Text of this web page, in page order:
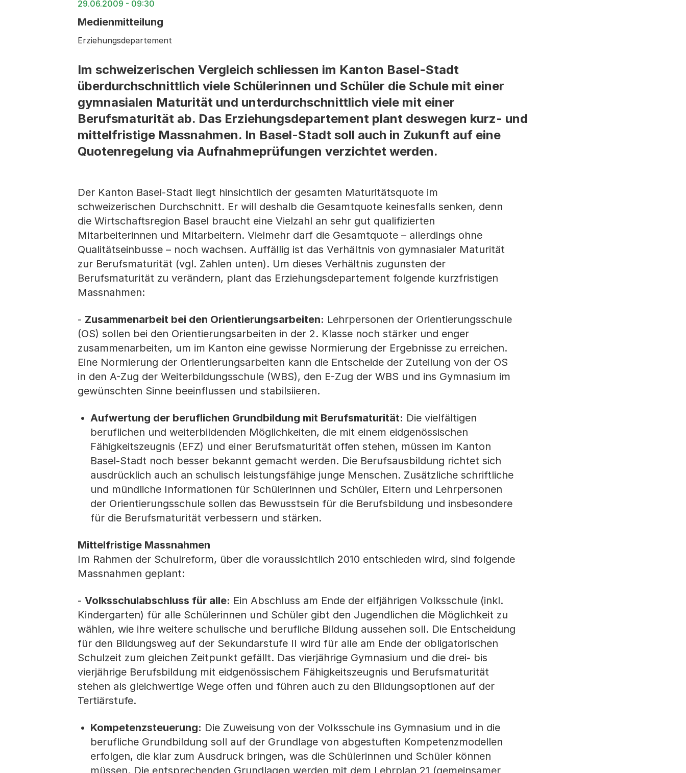
29.06.2009 - 09:30
Medienmitteilung
Erziehungsdepartement
Im schweizerischen Vergleich schliessen im Kanton Basel-Stadt
überdurchschnittlich viele Schülerinnen und Schüler die Schule mit einer
gymnasialen Maturität und unterdurchschnittlich viele mit einer
Berufsmaturität ab. Das Erziehungsdepartement plant deswegen kurz- und
mittelfristige Massnahmen. In Basel-Stadt soll auch in Zukunft auf eine
Quotenregelung via Aufnahmeprüfungen verzichtet werden.
Der Kanton Basel-Stadt liegt hinsichtlich der gesamten Maturitätsquote im
schweizerischen Durchschnitt. Er will deshalb die Gesamtquote keinesfalls senken, denn
die Wirtschaftsregion Basel braucht eine Vielzahl an sehr gut qualifizierten
Mitarbeiterinnen und Mitarbeitern. Vielmehr darf die Gesamtquote – allerdings ohne
Qualitätseinbusse – noch wachsen. Auffällig ist das Verhältnis von gymnasialer Maturität
zur Berufsmaturität (vgl. Zahlen unten). Um dieses Verhältnis zugunsten der
Berufsmaturität zu verändern, plant das Erziehungsdepartement folgende kurzfristigen
Massnahmen:
- Zusammenarbeit bei den Orientierungsarbeiten: Lehrpersonen der Orientierungsschule
(OS) sollen bei den Orientierungsarbeiten in der 2. Klasse noch stärker und enger
zusammenarbeiten, um im Kanton eine gewisse Normierung der Ergebnisse zu erreichen.
Eine Normierung der Orientierungsarbeiten kann die Entscheide der Zuteilung von der OS
in den A-Zug der Weiterbildungsschule (WBS), den E-Zug der WBS und ins Gymnasium im
gewünschten Sinne beeinflussen und stabilsiieren.
Aufwertung der beruflichen Grundbildung mit Berufsmaturität: Die vielfältigen
beruflichen und weiterbildenden Möglichkeiten, die mit einem eidgenössischen
Fähigkeitszeugnis (EFZ) und einer Berufsmaturität offen stehen, müssen im Kanton
Basel-Stadt noch besser bekannt gemacht werden. Die Berufsausbildung richtet sich
ausdrücklich auch an schulisch leistungsfähige junge Menschen. Zusätzliche schriftliche
und mündliche Informationen für Schülerinnen und Schüler, Eltern und Lehrpersonen
der Orientierungsschule sollen das Bewusstsein für die Berufsbildung und insbesondere
für die Berufsmaturität verbessern und stärken.
Mittelfristige Massnahmen
Im Rahmen der Schulreform, über die voraussichtlich 2010 entschieden wird, sind folgende
Massnahmen geplant:
- Volksschulabschluss für alle: Ein Abschluss am Ende der elfjährigen Volksschule (inkl.
Kindergarten) für alle Schülerinnen und Schüler gibt den Jugendlichen die Möglichkeit zu
wählen, wie ihre weitere schulische und berufliche Bildung aussehen soll. Die Entscheidung
für den Bildungsweg auf der Sekundarstufe II wird für alle am Ende der obligatorischen
Schulzeit zum gleichen Zeitpunkt gefällt. Das vierjährige Gymnasium und die drei- bis
vierjährige Berufsbildung mit eidgenössischem Fähigkeitszeugnis und Berufsmaturität
stehen als gleichwertige Wege offen und führen auch zu den Bildungsoptionen auf der
Tertiärstufe.
Kompetenzsteuerung: Die Zuweisung von der Volksschule ins Gymnasium und in die
berufliche Grundbildung soll auf der Grundlage von abgestuften Kompetenzmodellen
erfolgen, die klar zum Ausdruck bringen, was die Schülerinnen und Schüler können
müssen. Die entsprechenden Grundlagen werden mit dem Lehrplan 21 (gemeinsamer